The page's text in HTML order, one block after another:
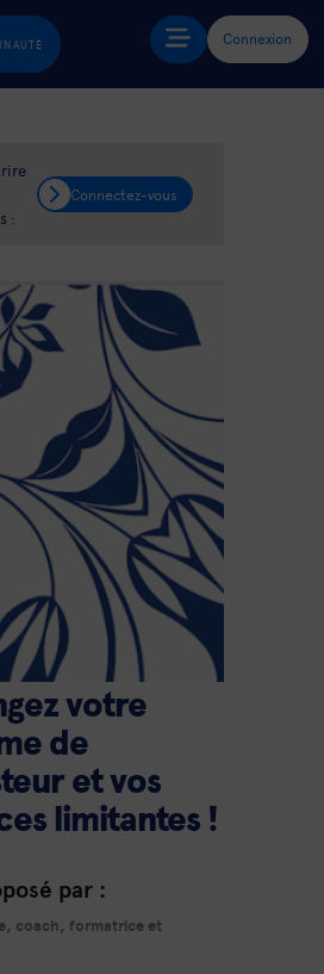
Connexion
:
Connectez-vous
votre
de
et vos
limitantes !
par :
coach, formatrice et